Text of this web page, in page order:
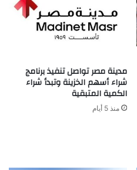
مدينة مصر تواصل تنفيذ برنامج
شراء أسهم الخزينة وتبدأ شراء
الكمية المتبقية
منذ 5 أيام